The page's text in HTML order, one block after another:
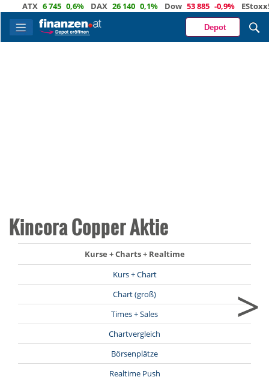
ATX 6 745 0,6% DAX 26 140 0,1% Dow 53 885 -0,9% EStoxx50
Depot
Kincora Copper Aktie
Kurse + Charts + Realtime
Kurs + Chart
Chart (groß)
Times + Sales
Chartvergleich
Börsenplätze
Realtime Push
>